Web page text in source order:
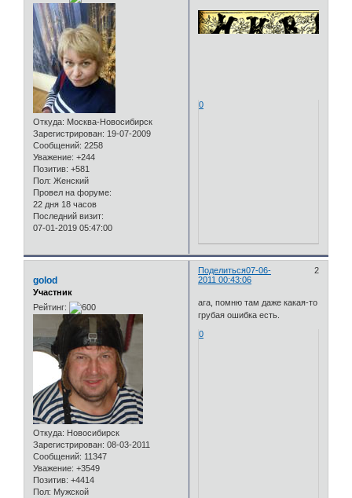
Откуда: Москва-Новосибирск
Зарегистрирован: 19-07-2009
Сообщений: 2258
Уважение: +244
Позитив: +581
Пол: Женский
Провел на форуме:
22 дня 18 часов
Последний визит:
07-01-2019 05:47:00
0
Поделиться 2
07-06-
2011 00:43:06
golod
Участник
Рейтинг:
Откуда: Новосибирск
Зарегистрирован: 08-03-2011
Сообщений: 11347
Уважение: +3549
Позитив: +4414
Пол: Мужской
ага, помню там даже какая-то
грубая ошибка есть.
0